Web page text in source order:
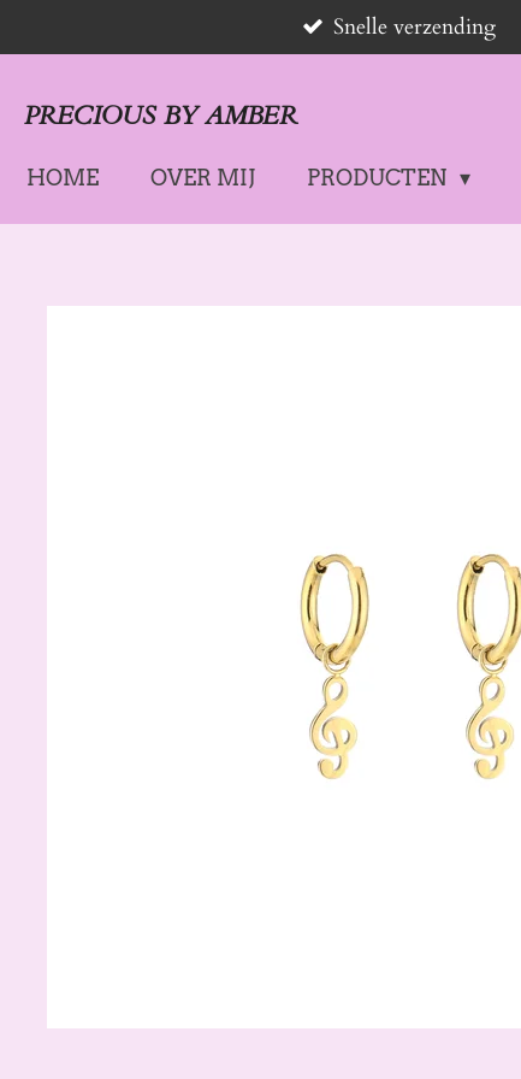
direct
de
Snelle verzending
PRECIOUS BY AMBER
HOME OVER MIJ PRODUCTEN